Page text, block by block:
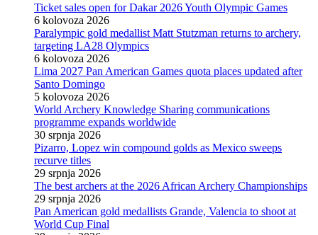
Ticket sales open for Dakar 2026 Youth Olympic Games
6 kolovoza 2026
Paralympic gold medallist Matt Stutzman returns to archery,
targeting LA28 Olympics
6 kolovoza 2026
Lima 2027 Pan American Games quota places updated after
Santo Domingo
5 kolovoza 2026
World Archery Knowledge Sharing communications
programme expands worldwide
30 srpnja 2026
Pizarro, Lopez win compound golds as Mexico sweeps
recurve titles
29 srpnja 2026
The best archers at the 2026 African Archery Championships
29 srpnja 2026
Pan American gold medallists Grande, Valencia to shoot at
World Cup Final